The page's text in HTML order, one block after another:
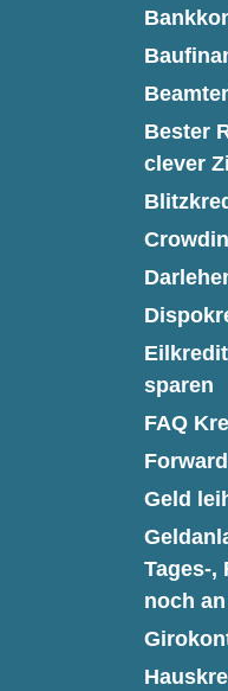
Bester
clever
sparen
FAQ
Geld
Tages-,
noch